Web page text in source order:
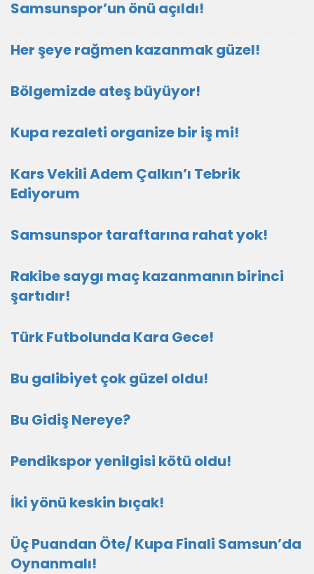
Samsunspor’un önü açıldı!
Her şeye rağmen kazanmak güzel!
Bölgemizde ateş büyüyor!
Kupa rezaleti organize bir iş mi!
Kars Vekili Adem Çalkın’ı Tebrik
Ediyorum
Samsunspor taraftarına rahat yok!
Rakibe saygı maç kazanmanın birinci
şartıdır!
Türk Futbolunda Kara Gece!
Bu galibiyet çok güzel oldu!
Bu Gidiş Nereye?
Pendikspor yenilgisi kötü oldu!
İki yönü keskin bıçak!
Üç Puandan Öte/ Kupa Finali Samsun’da
Oynanmalı!